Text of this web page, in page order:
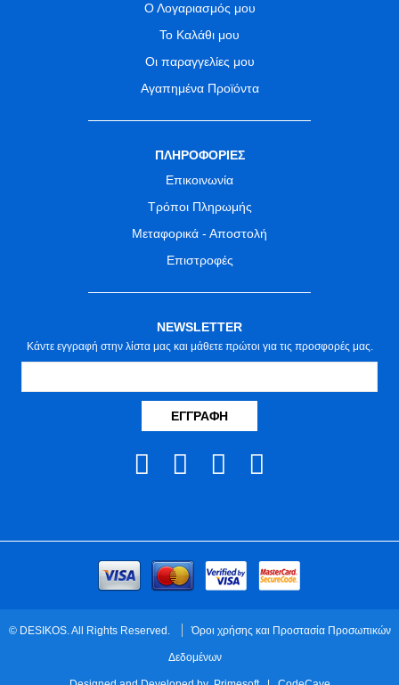
Ο Λογαριασμός μου
Το Καλάθι μου
Οι παραγγελίες μου
Αγαπημένα Προϊόντα
ΠΛΗΡΟΦΟΡΙΕΣ
Επικοινωνία
Τρόποι Πληρωμής
Μεταφορικά - Αποστολή
Επιστροφές
NEWSLETTER
Κάντε εγγραφή στην λίστα μας και μάθετε πρώτοι για τις προσφορές μας.
ΕΓΓΡΑΦΉ
© DESIKOS. All Rights Reserved.
Όροι χρήσης και Προστασία Προσωπικών
Δεδομένων